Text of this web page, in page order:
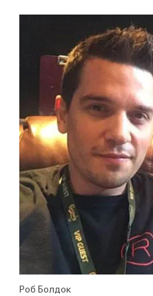
Роб Болдок